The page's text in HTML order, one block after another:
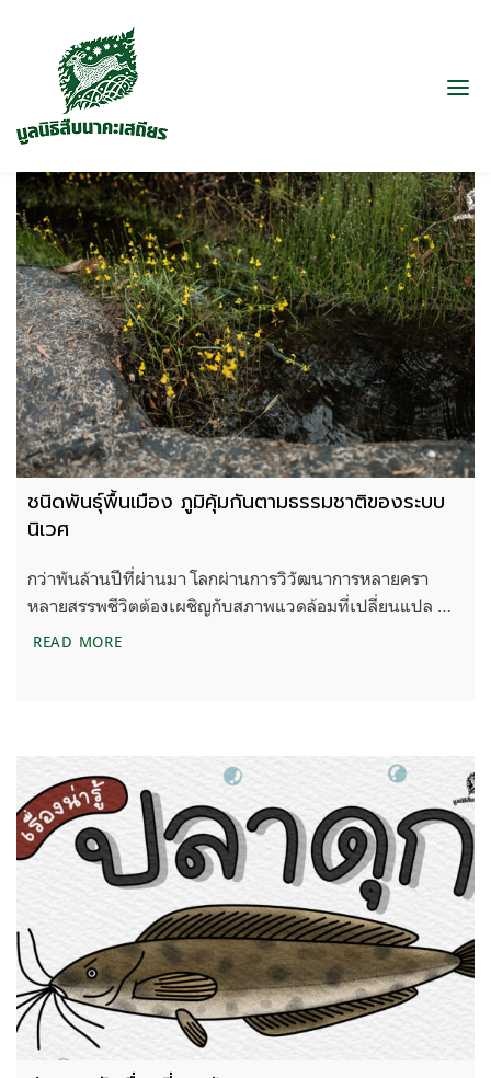
ชนิดพันธุ์พื้นเมือง ภูมิคุ้มกันตามธรรมชาติของระบบ
นิเวศ
กว่าพันล้านปีที่ผ่านมา โลกผ่านการวิวัฒนาการหลายครา
หลายสรรพชีวิตต้องเผชิญกับสภาพแวดล้อมที่เปลี่ยนแปล …
READ MOREชนิดพันธุ์พื้นเมือง ภูมิคุ้มกันตามธรรมชาติของระบบนิ